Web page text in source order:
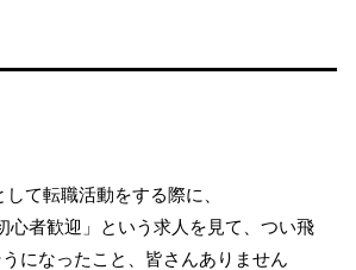
て転職活動をする際に、
心者歓迎」という求人を見て、つい飛
になったこと、皆さんありません